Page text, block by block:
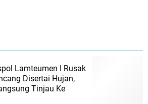
Lamteumen I Rusak
Disertai Hujan,
Tinjau Ke